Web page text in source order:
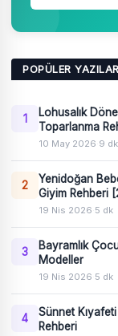
POPÜLER YAZILAR
1
Lohusalık
Toparlanma
10 May 2026 9 dk
2
Yenidoğan
Giyim Rehberi
19 Nis 2026 5 dk
3
Bayramlık
Modeller
19 Nis 2026 5 dk
4
Sünnet
Rehberi